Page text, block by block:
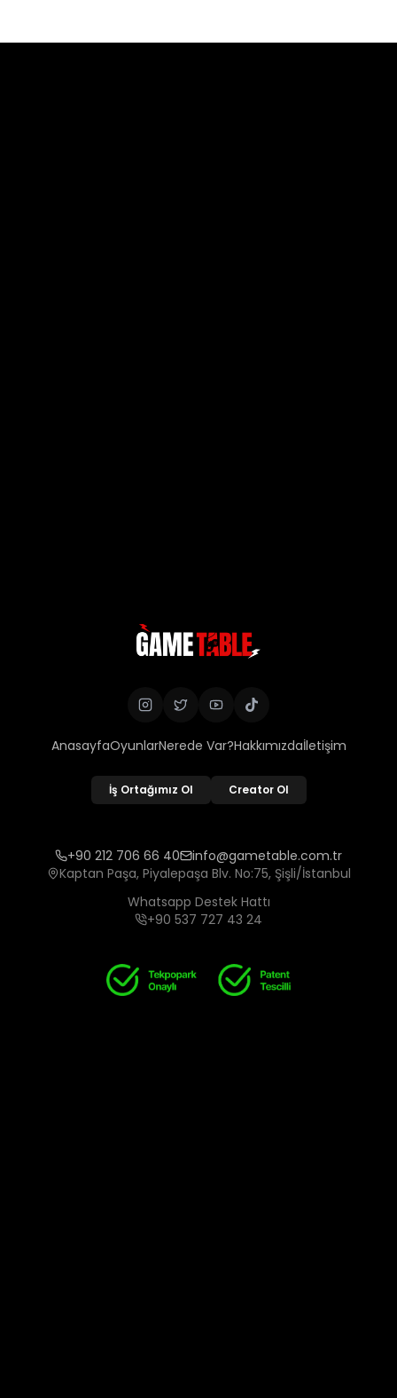
AnasayfaOyunlarNerede Var?Hakkımızdaİletişim
İş Ortağımız Ol Creator Ol
+90 212 706 66 40
info@gametable.com.tr
Kaptan Paşa, Piyalepaşa Blv. No:75, Şişli/İstanbul
Whatsapp Destek Hattı
+90 537 727 43 24